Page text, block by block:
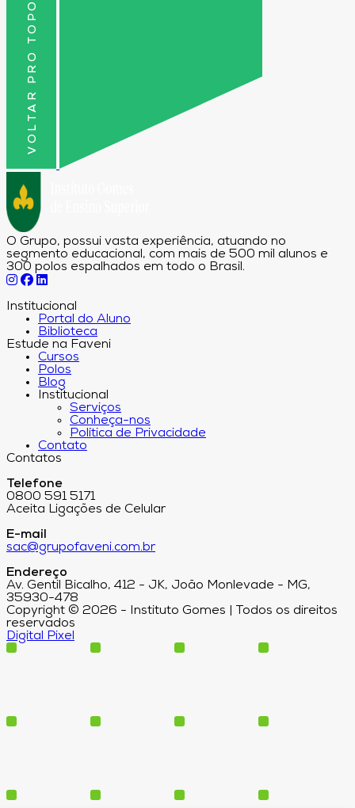
VOLTAR PRO TOPO
O Grupo, possui vasta experiência, atuando no
segmento educacional, com mais de 500 mil alunos e
300 polos espalhados em todo o Brasil.
Institucional
Portal do Aluno
Biblioteca
Estude na Faveni
Cursos
Polos
Blog
Institucional
Serviços
Conheça-nos
Política de Privacidade
Contato
Contatos
Telefone
0800 591 5171
Aceita Ligações de Celular
E-mail
sac@grupofaveni.com.br
Endereço
Av. Gentil Bicalho, 412 - JK, João Monlevade - MG,
35930-478
Copyright © 2026 - Instituto Gomes | Todos os direitos
reservados
Digital Pixel